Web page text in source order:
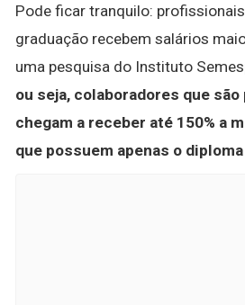
Pode ficar tranquilo:
graduação recebem salários
uma pesquisa do Instituto
ou seja, colaboradores que
chegam a receber até 150% a
que possuem apenas o